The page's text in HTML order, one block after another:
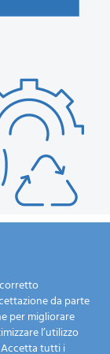
da parte
per migliorare
l’utilizzo
Accetta tutti i